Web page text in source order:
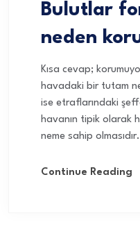
Bulutlar
neden
Kısa cevap;
havadaki bir tutam
ise etraflarındaki
havanın tipik olarak
neme sahip
Continue Reading